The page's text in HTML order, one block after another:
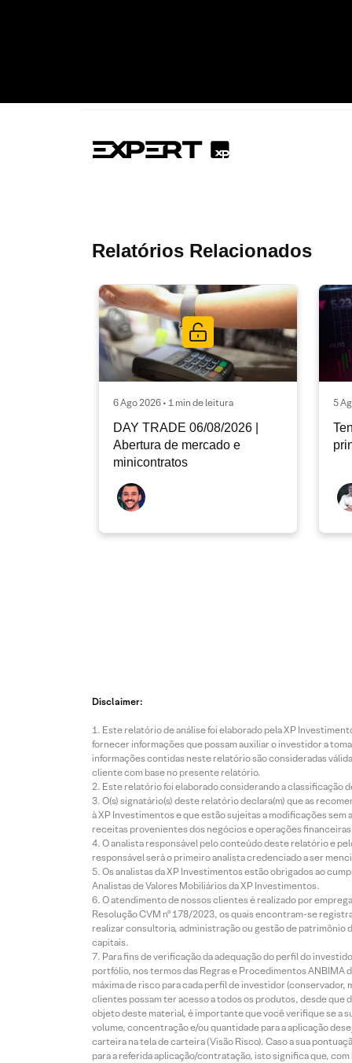
Relatórios Relacionados
6 Ago 2026 • 1 min de leitura
DAY TRADE 06/08/2026 |
Abertura de mercado e
minicontratos
5
Disclaimer:
Este relatório de análise foi elaborado pela XP
fornecer informações que possam auxiliar o investidor a
informações contidas neste relatório são consideradas
cliente com base no presente relatório.
Este relatório foi elaborado considerando a classificação
O(s) signatário(s) deste relatório declara(m) que as
à XP Investimentos e que estão sujeitas a modificações
receitas provenientes dos negócios e operações
O analista responsável pelo conteúdo deste relatório e
responsável será o primeiro analista credenciado a ser
Os analistas da XP Investimentos estão obrigados ao
Analistas de Valores Mobiliários da XP Investimentos.
O atendimento de nossos clientes é realizado por
Resolução CVM nº 178/2023, os quais encontram-se
realizar consultoria, administração ou gestão de patrimônio
capitais.
Para fins de verificação da adequação do perfil do
portfólio, nos termos das Regras e Procedimentos
máxima de risco para cada perfil de investidor
clientes possam ter acesso a todos os produtos, desde que
objeto deste material, é importante que você verifique se a
volume, concentração e/ou quantidade para a aplicação
carteira na tela de carteira (Visão Risco). Caso a sua
para a referida aplicação/contratação, isto significa que,